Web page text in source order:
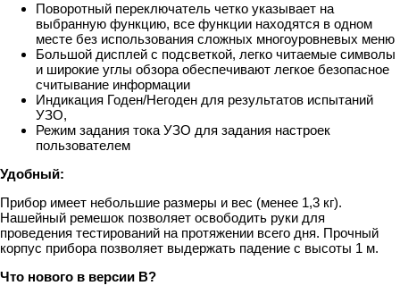
Поворотный переключатель четко указывает на
выбранную функцию, все функции находятся в одном
месте без использования сложных многоуровневых меню
Большой дисплей с подсветкой, легко читаемые символы
и широкие углы обзора обеспечивают легкое безопасное
считывание информации
Индикация Годен/Негоден для результатов испытаний
УЗО,
Режим задания тока УЗО для задания настроек
пользователем
Удобный:
Прибор имеет небольшие размеры и вес (менее 1,3 кг).
Нашейный ремешок позволяет освободить руки для
проведения тестирований на протяжении всего дня. Прочный
корпус прибора позволяет выдержать падение с высоты 1 м.
Что нового в версии B?